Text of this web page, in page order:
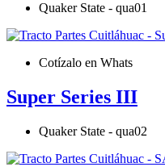
Quaker State - qua01
Cotízalo en Whats
Super Series III
Quaker State - qua02